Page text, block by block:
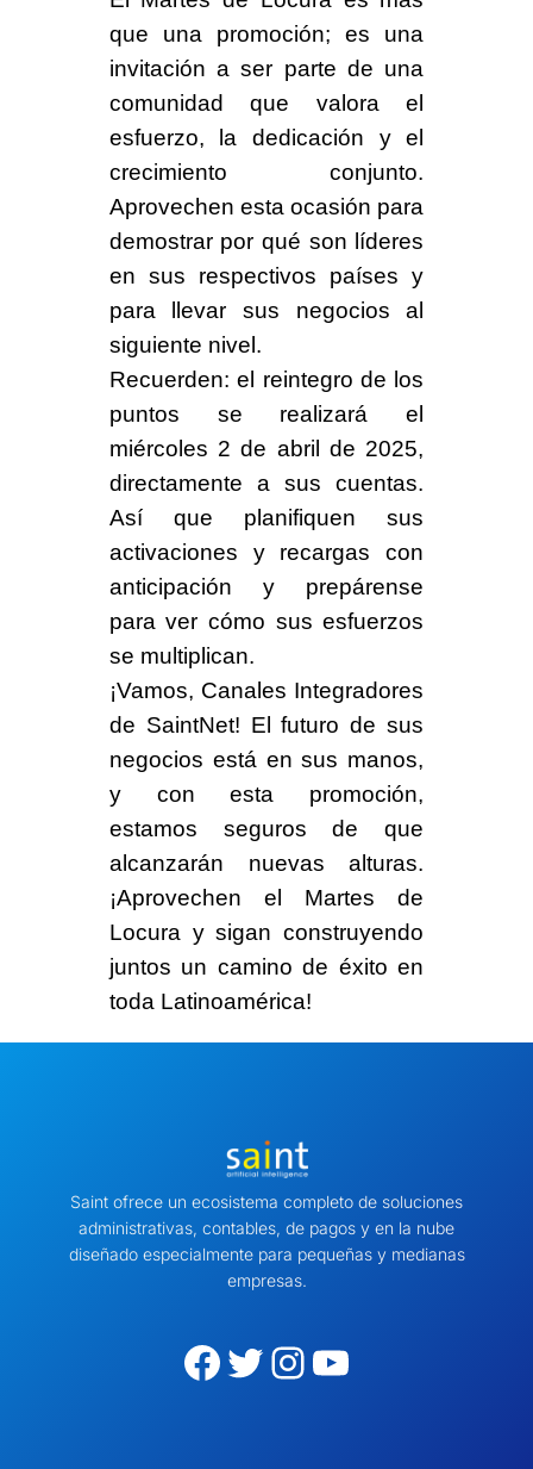
que una promoción; es una
invitación a ser parte de una
comunidad que valora el
esfuerzo, la dedicación y el
crecimiento conjunto.
Aprovechen esta ocasión para
demostrar por qué son líderes
en sus respectivos países y
para llevar sus negocios al
siguiente nivel.
Recuerden: el reintegro de los
puntos se realizará el
miércoles 2 de abril de 2025,
directamente a sus cuentas.
Así que planifiquen sus
activaciones y recargas con
anticipación y prepárense
para ver cómo sus esfuerzos
se multiplican.
¡Vamos, Canales Integradores
de SaintNet! El futuro de sus
negocios está en sus manos,
y con esta promoción,
estamos seguros de que
alcanzarán nuevas alturas.
¡Aprovechen el Martes de
Locura y sigan construyendo
juntos un camino de éxito en
toda Latinoamérica!
Saint ofrece un ecosistema completo de soluciones
administrativas, contables, de pagos y en la nube
diseñado especialmente para pequeñas y medianas
empresas.
Facebook Twitter Instagram YouTube